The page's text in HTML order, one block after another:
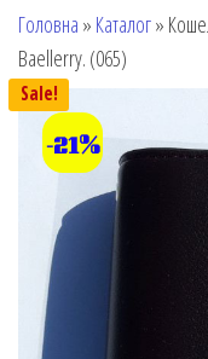
Головна » Каталог»
Baellerry. (065)
Sale!
-21%